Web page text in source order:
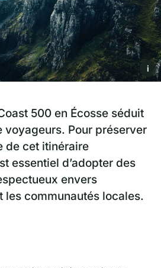
i
500 en Écosse séduit
voyageurs. Pour préserver
de cet itinéraire
essentiel d’adopter des
envers
les communautés locales.